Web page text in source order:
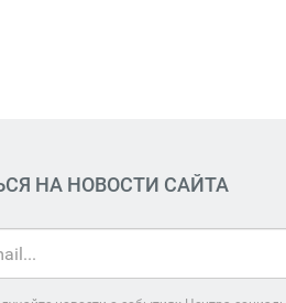
НА НОВОСТИ САЙТА